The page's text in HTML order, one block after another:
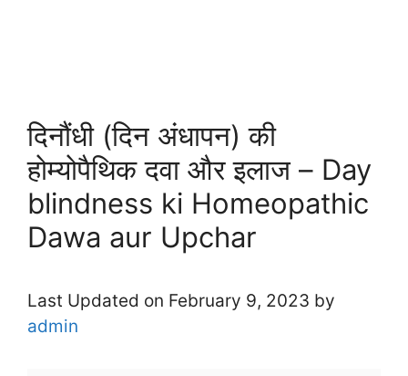
दिनौंधी (दिन अंधापन) की
होम्योपैथिक दवा और इलाज – Day
blindness ki Homeopathic
Dawa aur Upchar
Last Updated on February 9, 2023 by
admin